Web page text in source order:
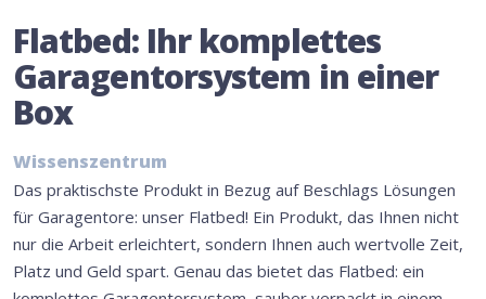
Flatbed: Ihr komplettes
Garagentorsystem in einer
Box
Wissenszentrum
Das praktischste Produkt in Bezug auf Beschlags Lösungen
für Garagentore: unser Flatbed! Ein Produkt, das Ihnen nicht
nur die Arbeit erleichtert, sondern Ihnen auch wertvolle Zeit,
Platz und Geld spart. Genau das bietet das Flatbed: ein